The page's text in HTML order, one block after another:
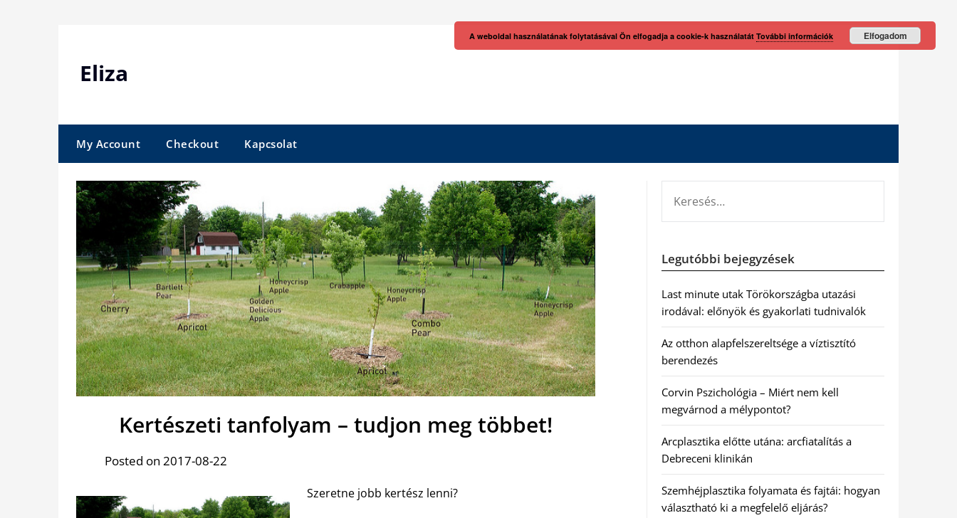
Eliza
My Account Checkout Kapcsolat
Kertészeti tanfolyam – tudjon meg többet!
Posted on 2017-08-22
Szeretne jobb kertész lenni?
Legutóbbi bejegyzések
Last minute utak Törökországba utazási
irodával: előnyök és gyakorlati tudnivalók
Az otthon alapfelszereltsége a víztisztító
berendezés
Corvin Pszichológia – Miért nem kell
megvárnod a mélypontot?
Arcplasztika előtte utána: arcfiatalítás a
Debreceni klinikán
Szemhéjplasztika folyamata és fajtái: hogyan
választható ki a megfelelő eljárás?
A weboldal használatának folytatásával Ön elfogadja a cookie-k használatát További információk Elfogadom